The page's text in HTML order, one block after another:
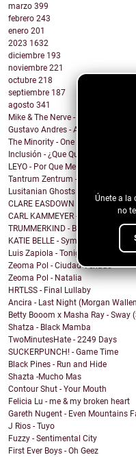
Únete a la
no
marzo 399
febrero 243
enero 201
2023 1632
diciembre 193
noviembre 221
octubre 218
septiembre 187
agosto 341
Mike & The Nerve - Fool's Gold,
Gustavo Andres - AiRA
The Minority - One Of A Kind
Inclusión - ¿Que Quieres de Mí?
LEYO - Por Que Me Haces Llorar
Tantrum Zentrum - Don't Be A
Lusitanian Ghosts - September
CLARE EASDOWN - I Break
CARL KAMMEYER - One
TRUMMERKIND - Beauty Queen
KATIE BELLE - Symptoms
Luis Zapiola - Tonight
Zeoma Pol - Ciudad Venado
Zeoma Pol - Natalia
HRTLSS - Final Lullaby
Ancira - Last Night (Morgan
Betty Booom x Masha Ray - Sway
Shatza - Black Mamba
TwoMinutesHate - 2249 Days
SUCKERPUNCH! - Game Time
Black Pines - Run and Hide
Shazta -Mucho Mas
Contour Shut - Your Mouth
Felicia Lu - me & my broken heart
Gareth Nugent - Even Mountains
J Rios - Tuyo
Fuzzy - Sentimental City
First Ever Boys - Oh Geez